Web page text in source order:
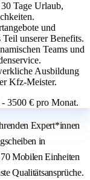
Tage Urlaub,
und
unserer Benefits.
Teams und
Ausbildung
Kfz-Meister.
3500 € pro Monat.
Expert*innen
in
Mobilen Einheiten
Qualitätsansprüche.